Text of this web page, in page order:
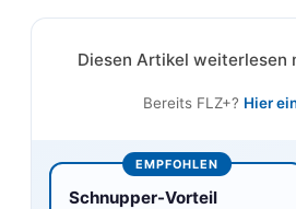
Diesen Artikel weiterlesen
Bereits FLZ+? Hier
EMPFOHLEN
Schnupper-Vorteil